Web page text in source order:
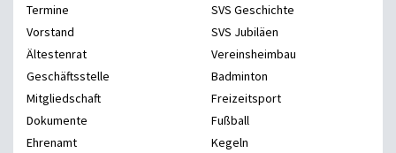
Termine
Vorstand
Ältestenrat
Geschäftsstelle
Mitgliedschaft
Dokumente
Ehrenamt
SVS Geschichte
SVS Jubiläen
Vereinsheimbau
Badminton
Freizeitsport
Fußball
Kegeln